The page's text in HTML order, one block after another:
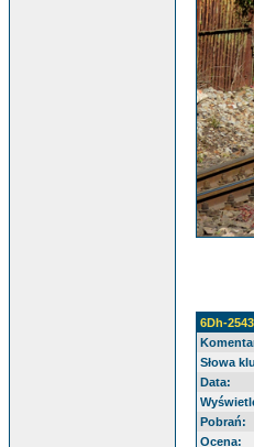
6Dh-2543
Słowa
Data:
Pobrań:
Ocena: